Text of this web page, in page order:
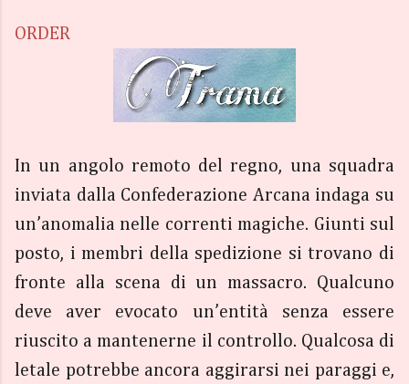
ORDER
In un angolo remoto del regno, una squadra
inviata dalla Confederazione Arcana indaga su
un’anomalia nelle correnti magiche. Giunti sul
posto, i membri della spedizione si trovano di
fronte alla scena di un massacro. Qualcuno
deve aver evocato un’entità senza essere
riuscito a mantenerne il controllo. Qualcosa di
letale potrebbe ancora aggirarsi nei paraggi e,